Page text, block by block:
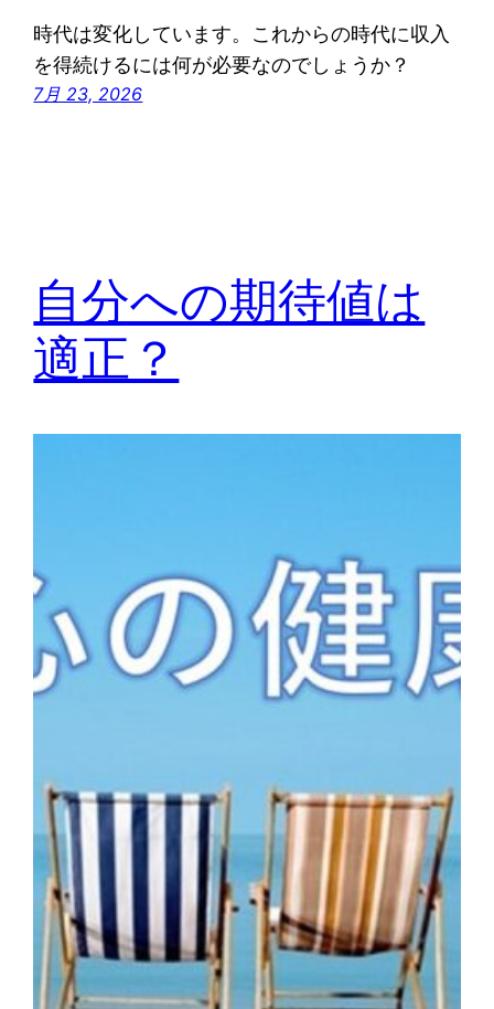
時代は変化しています。これからの時代に収入
を得続けるには何が必要なのでしょうか？
7月 23, 2026
自分への期待値は
適正？